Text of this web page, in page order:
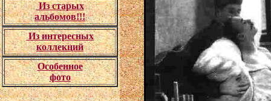
Из старых
альбомов!!!
Из интересных
коллекций
Особенное
фото